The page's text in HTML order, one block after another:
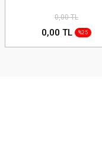
0,00 TL
0,00 TL %25